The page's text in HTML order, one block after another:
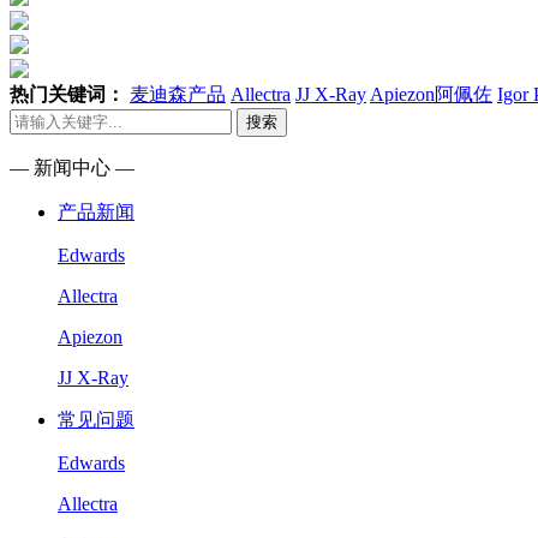
热门关键词： 麦迪森产品 Allectra JJ X-Ray Apiezon阿佩佐 Igor
搜索
— 新闻中心 —
产品新闻
Edwards
Allectra
Apiezon
JJ X-Ray
常见问题
Edwards
Allectra